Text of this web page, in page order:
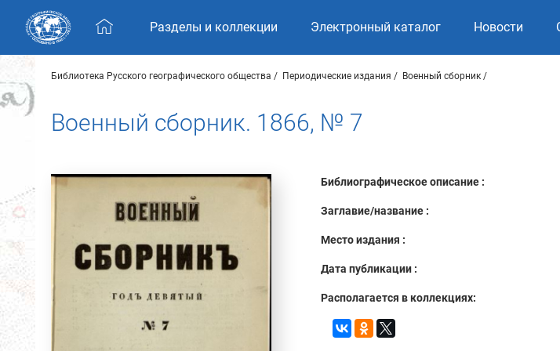
Skip navigation
Разделы и коллекции Электронный каталог Новости
Библиотека Русского географического общества Периодические издания Военный сборник
Военный сборник. 1866, № 7
Библиографическое описание :
Заглавие/название :
Место издания :
Дата публикации :
Располагается в коллекциях: